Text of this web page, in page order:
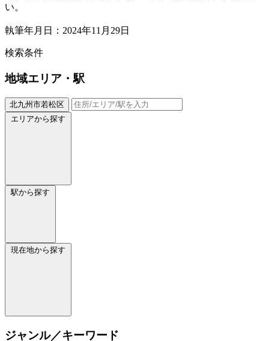
い。
執筆年月日：2024年11月29日
検索条件
地域エリア・駅
北九州市若松区
エリアから探す
駅から探す
現在地から探す
ジャンル／キーワード